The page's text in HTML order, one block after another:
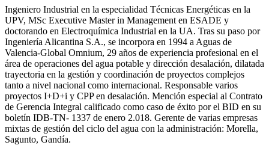
Ingeniero Industrial en la especialidad Técnicas Energéticas en la
UPV, MSc Executive Master in Management en ESADE y
doctorando en Electroquímica Industrial en la UA. Tras su paso por
Ingeniería Alicantina S.A., se incorpora en 1994 a Aguas de
Valencia-Global Omnium, 29 años de experiencia profesional en el
área de operaciones del agua potable y dirección desalación, dilatada
trayectoria en la gestión y coordinación de proyectos complejos
tanto a nivel nacional como internacional. Responsable varios
proyectos I+D+i y CPP en desalación. Mención especial al Contrato
de Gerencia Integral calificado como caso de éxito por el BID en su
boletín IDB-TN- 1337 de enero 2.018. Gerente de varias empresas
mixtas de gestión del ciclo del agua con la administración: Morella,
Sagunto, Gandía.